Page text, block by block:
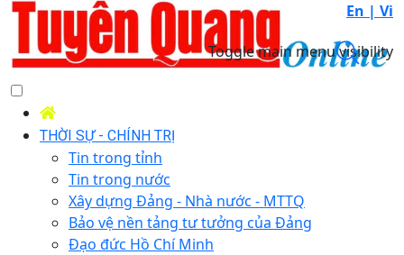
En | Vi
Toggle main menu visibility
THỜI SỰ - CHÍNH TRỊ
Tin trong tỉnh
Tin trong nước
Xây dựng Đảng - Nhà nước - MTTQ
Bảo vệ nền tảng tư tưởng của Đảng
Đạo đức Hồ Chí Minh